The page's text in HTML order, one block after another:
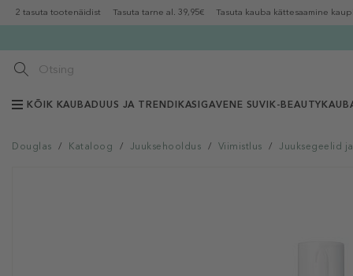
2 tasuta tootenäidist Tasuta tarne al. 39,95€ Tasuta kauba kättesaamine
KÕIK KAUBADUUS JA TRENDIKAS IGAVENE SUVI K-BEAUTY
Douglas / Kataloog / Juuksehooldus / Viimistlus / Juuksegeelid